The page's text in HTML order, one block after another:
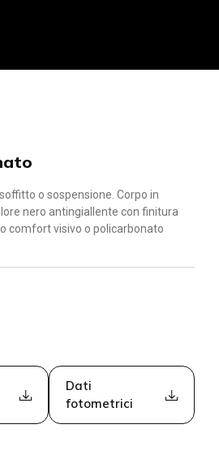
o sospensione. Corpo in
nero antingiallente con finitura
comfort visivo o policarbonato
Dati
fotometrici